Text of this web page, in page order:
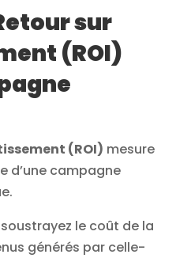
sur
(ROI)
(ROI) mesure
d’une campagne
soustrayez le coût de la
générés par celle-